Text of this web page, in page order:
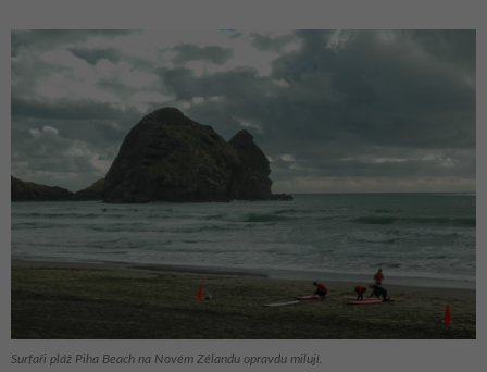
Surfaři pláž Piha Beach na Novém Zélandu opravdu milují.